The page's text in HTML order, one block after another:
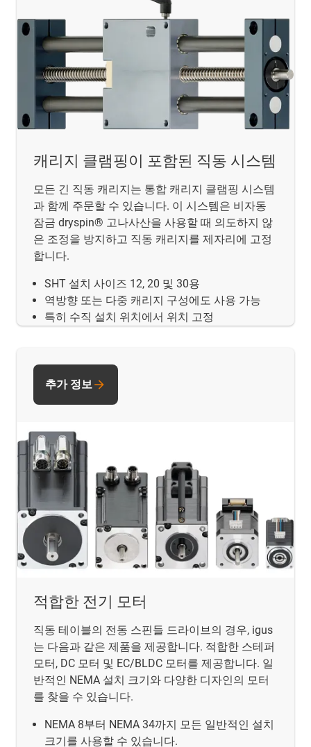
캐리지 클램핑이 포함된 직동 시스템
모든 긴 직동 캐리지는 통합 캐리지 클램핑 시스템
과 함께 주문할 수 있습니다. 이 시스템은 비자동
잠금 dryspin® 고나사산을 사용할 때 의도하지 않
은 조정을 방지하고 직동 캐리지를 제자리에 고정
합니다.
SHT 설치 사이즈 12, 20 및 30용
역방향 또는 다중 캐리지 구성에도 사용 가능
특히 수직 설치 위치에서 위치 고정
적합한 전기 모터
직동 테이블의 전동 스핀들 드라이브의 경우, igus
는 다음과 같은 제품을 제공합니다. 적합한 스테퍼
모터, DC 모터 및 EC/BLDC 모터를 제공합니다. 일
반적인 NEMA 설치 크기와 다양한 디자인의 모터
를 찾을 수 있습니다.
NEMA 8부터 NEMA 34까지 모든 일반적인 설치
크기를 사용할 수 있습니다.
추가 정보